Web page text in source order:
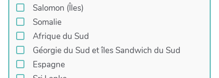
Salomon (Îles)
Somalie
Afrique du Sud
Géorgie du Sud et îles Sandwich du Sud
Espagne